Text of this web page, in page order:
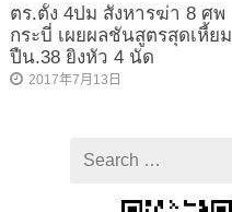
ตร.ตั้ง 4ปม สังหารฆ่า 8 ศพ
กระบี่ เผยผลชันสูตรสุดเหี้ยม
ปืน.38 ยิงหัว 4 นัด
2017年7月13日
for